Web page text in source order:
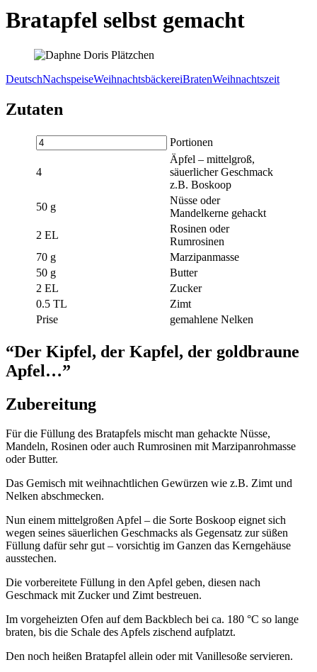
Bratapfel selbst gemacht
DeutschNachspeiseWeihnachtsbäckereiBratenWeihnachtszeit
Zutaten
Portionen
4
Äpfel – mittelgroß,
säuerlicher Geschmack
z.B. Boskoop
50 g
Nüsse oder
Mandelkerne gehackt
2 EL
Rosinen oder
Rumrosinen
70 g
Marzipanmasse
50 g
Butter
2 EL
Zucker
0.5 TL
Zimt
Prise
gemahlene Nelken
“Der Kipfel, der Kapfel, der goldbraune
Apfel…”
Zubereitung
Für die Füllung des Bratapfels mischt man gehackte Nüsse,
Mandeln, Rosinen oder auch Rumrosinen mit Marzipanrohmasse
oder Butter.
Das Gemisch mit weihnachtlichen Gewürzen wie z.B. Zimt und
Nelken abschmecken.
Nun einem mittelgroßen Apfel – die Sorte Boskoop eignet sich
wegen seines säuerlichen Geschmacks als Gegensatz zur süßen
Füllung dafür sehr gut – vorsichtig im Ganzen das Kerngehäuse
ausstechen.
Die vorbereitete Füllung in den Apfel geben, diesen nach
Geschmack mit Zucker und Zimt bestreuen.
Im vorgeheizten Ofen auf dem Backblech bei ca. 180 °C so lange
braten, bis die Schale des Apfels zischend aufplatzt.
Den noch heißen Bratapfel allein oder mit Vanillesoße servieren.